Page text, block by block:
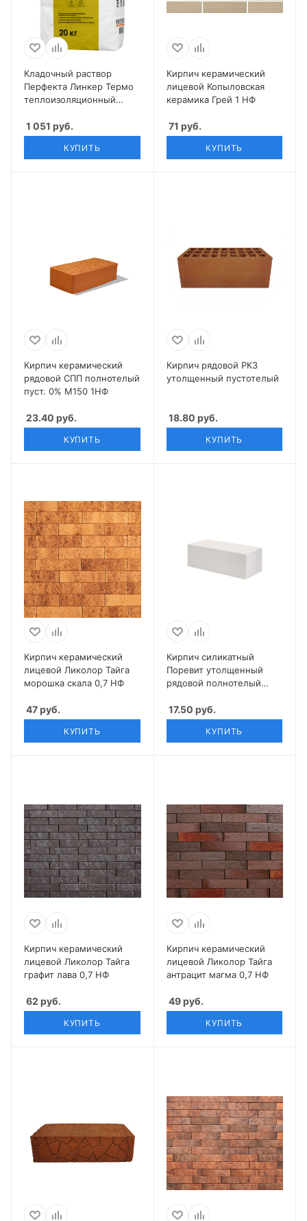
Кладочный раствор
Перфекта Линкер Термо
теплоизоляционный
1 051 руб.
КУПИТЬ
Кирпич керамический
лицевой Копыловская
керамика Грей 1 НФ
71 руб.
КУПИТЬ
Кирпич керамический
рядовой СПП полнотелый
пуст. 0% М150 1НФ
23.40 руб.
КУПИТЬ
Кирпич рядовой РКЗ
утолщенный пустотелый
18.80 руб.
КУПИТЬ
Кирпич керамический
лицевой Ликолор Тайга
морошка скала 0,7 НФ
47руб.
КУПИТЬ
Кирпич силикатный
Поревит утолщенный
рядовой полнотелый
17.50 руб.
КУПИТЬ
Кирпич керамический
лицевой Ликолор Тайга
графит лава 0,7 НФ
62 руб.
КУПИТЬ
Кирпич керамический
лицевой Ликолор Тайга
антрацит магма 0,7 НФ
49руб.
КУПИТЬ